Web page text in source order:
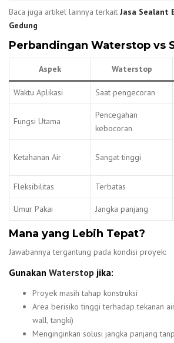
Baca juga artikel lainnya terkait Jasa Sealant
Gedung
Perbandingan Waterstop vs
Aspek Waterstop
Waktu Aplikasi Saat pengecoran
Fungsi Utama
Pencegahan
kebocoran
Ketahanan Air Sangat tinggi
Fleksibilitas Terbatas
Umur Pakai Jangka panjang
Mana yang Lebih Tepat?
Jawabannya tergantung pada kondisi proyek:
Gunakan Waterstop jika:
Proyek masih tahap konstruksi
Area berisiko tinggi terhadap tekanan
wall, tangki)
Menginginkan solusi jangka panjang